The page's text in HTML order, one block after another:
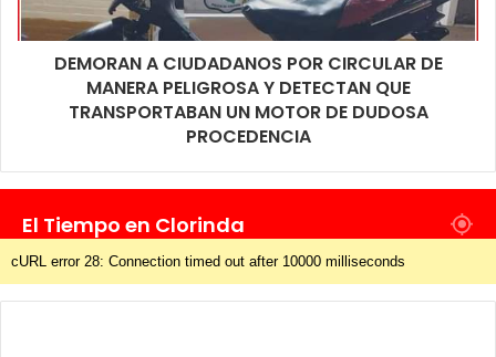
DEMORAN A CIUDADANOS POR CIRCULAR DE
MANERA PELIGROSA Y DETECTAN QUE
TRANSPORTABAN UN MOTOR DE DUDOSA
PROCEDENCIA
El Tiempo en Clorinda
cURL error 28: Connection timed out after 10000 milliseconds